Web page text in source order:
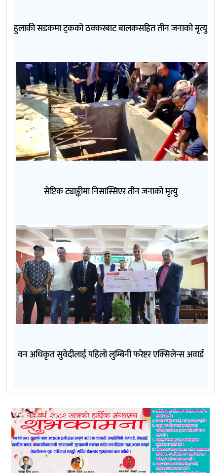
हुलाकी सडकमा ट्रकको ठक्करबाट बालकसहित तीन जनाको मृत्यु
सेप्टिक ट्याङ्कीमा निसास्सिएर तीन जनाको मृत्यु
वन अधिकृत सुवेदीलाई पहिलो लुम्बिनी फरेष्टर एक्सिलेन्स अवार्ड